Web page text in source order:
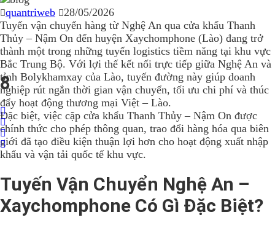
8
quantriweb
28/05/2026
Tuyến vận chuyển hàng từ Nghệ An qua cửa khẩu Thanh
Thủy – Nậm On đến huyện Xaychomphone (Lào) đang trở
thành một trong những tuyến logistics tiềm năng tại khu vực
Bắc Trung Bộ. Với lợi thế kết nối trực tiếp giữa Nghệ An và
tỉnh Bolykhamxay của Lào, tuyến đường này giúp doanh
nghiệp rút ngắn thời gian vận chuyển, tối ưu chi phí và thúc
đẩy hoạt động thương mại Việt – Lào.
Đặc biệt, việc cặp cửa khẩu Thanh Thủy – Nậm On được
chính thức cho phép thông quan, trao đổi hàng hóa qua biên
giới đã tạo điều kiện thuận lợi hơn cho hoạt động xuất nhập
khẩu và vận tải quốc tế khu vực.
Tuyến Vận Chuyển Nghệ An –
Xaychomphone Có Gì Đặc Biệt?